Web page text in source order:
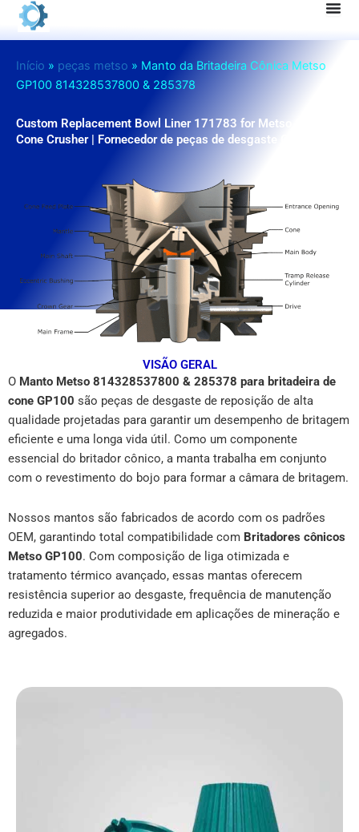
Pular
para
conteúdo
Início » peças metso » Manto da Britadeira Cônica Metso
GP100 814328537800 & 285378
Custom Replacement Bowl Liner 171783 for Metso GP100
Cone Crusher | Fornecedor de peças de desgaste OEM
VISÃO GERAL
O Manto Metso 814328537800 & 285378 para britadeira de
cone GP100 são peças de desgaste de reposição de alta
qualidade projetadas para garantir um desempenho de britagem
eficiente e uma longa vida útil. Como um componente
essencial do britador cônico, a manta trabalha em conjunto
com o revestimento do bojo para formar a câmara de britagem.
Nossos mantos são fabricados de acordo com os padrões
OEM, garantindo total compatibilidade com Britadores cônicos
Metso GP100. Com composição de liga otimizada e
tratamento térmico avançado, essas mantas oferecem
resistência superior ao desgaste, frequência de manutenção
reduzida e maior produtividade em aplicações de mineração e
agregados.